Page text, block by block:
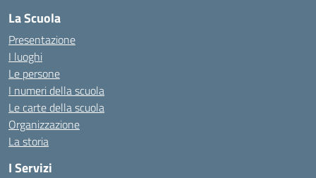
La Scuola
Presentazione
I luoghi
Le persone
I numeri della scuola
Le carte della scuola
Organizzazione
La storia
I Servizi